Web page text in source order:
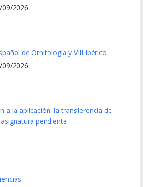
09/2026
de Ornitología y VIII Ibérico
2026
a la aplicación: la transferencia de
pendiente